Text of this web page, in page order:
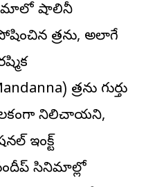
షాలినీ
పాత్రను, అలాగే
పాత్రను గుర్తు
నిలిచాయని,
ఇంపాక్ట్
సినిమాల్లో